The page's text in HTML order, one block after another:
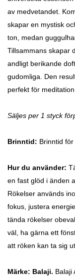
av medvetandet.
skapar en mystisk
ton, medan
Tillsammans skapar
andligt berikande
gudomliga. Den
perfekt för
Säljes per 1 styck
Brinntid: Brinntid
Hur du använder:
en fast glöd i änden
Rökelser används
fokus, justera
tända rökelser
väl, ha gärna ett
att röken kan ta sig ut.
Märke: Balaji. Balaji